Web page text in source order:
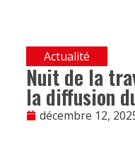
Actualité
Nuit de la
la diffusion
décembre 12,